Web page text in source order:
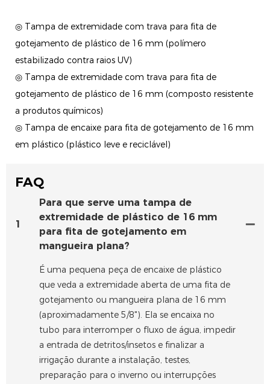
◎ Tampa de extremidade com trava para fita de
gotejamento de plástico de 16 mm (polímero
estabilizado contra raios UV)
◎ Tampa de extremidade com trava para fita de
gotejamento de plástico de 16 mm (composto resistente
a produtos químicos)
◎ Tampa de encaixe para fita de gotejamento de 16 mm
em plástico (plástico leve e reciclável)
FAQ
1
Para que serve uma tampa de
extremidade de plástico de 16 mm
para fita de gotejamento em
mangueira plana?
É uma pequena peça de encaixe de plástico
que veda a extremidade aberta de uma fita de
gotejamento ou mangueira plana de 16 mm
(aproximadamente 5/8"). Ela se encaixa no
tubo para interromper o fluxo de água, impedir
a entrada de detritos/insetos e finalizar a
irrigação durante a instalação, testes,
preparação para o inverno ou interrupções